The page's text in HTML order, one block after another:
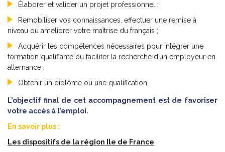
Élaborer et valider un projet professionnel ;
Remobiliser vos connaissances, effectuer une remise à
niveau ou améliorer votre maîtrise du français ;
Acquérir les compétences nécessaires pour intégrer une
formation qualifiante ou faciliter la recherche d’un employeur en
alternance ;
Obtenir un diplôme ou une qualification.
L’objectif final de cet accompagnement est de favoriser
votre accès à l’emploi.
En savoir plus :
Les dispositifs de la région Ile de France